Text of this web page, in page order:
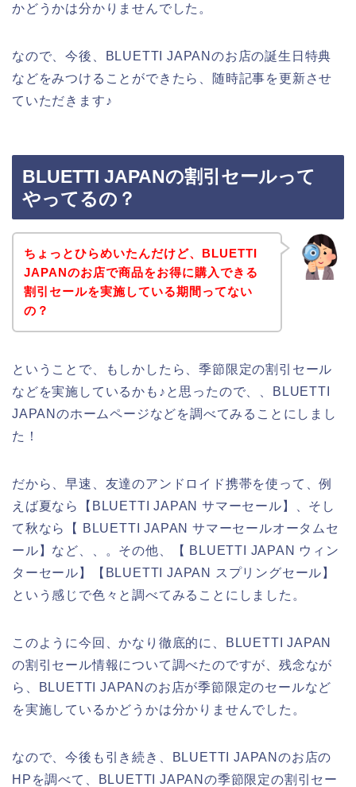
かどうかは分かりませんでした。
なので、今後、BLUETTI JAPANのお店の誕生日特典
などをみつけることができたら、随時記事を更新させ
ていただきます♪
BLUETTI JAPANの割引セールって
やってるの？
ちょっとひらめいたんだけど、BLUETTI
JAPANのお店で商品をお得に購入できる
割引セールを実施している期間ってない
の？
ということで、もしかしたら、季節限定の割引セール
などを実施しているかも♪と思ったので、、BLUETTI
JAPANのホームページなどを調べてみることにしまし
た！
だから、早速、友達のアンドロイド携帯を使って、例
えば夏なら【BLUETTI JAPAN サマーセール】、そし
て秋なら【 BLUETTI JAPAN サマーセールオータムセ
ール】など、、。その他、【 BLUETTI JAPAN ウィン
ターセール】【BLUETTI JAPAN スプリングセール】
という感じで色々と調べてみることにしました。
このように今回、かなり徹底的に、BLUETTI JAPAN
の割引セール情報について調べたのですが、残念なが
ら、BLUETTI JAPANのお店が季節限定のセールなど
を実施しているかどうかは分かりませんでした。
なので、今後も引き続き、BLUETTI JAPANのお店の
HPを調べて、BLUETTI JAPANの季節限定の割引セー